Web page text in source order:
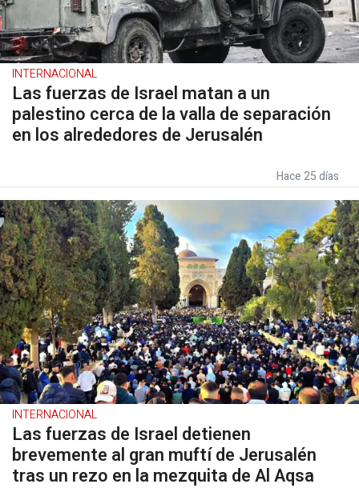
INTERNACIONAL
Las fuerzas de Israel matan a un
palestino cerca de la valla de separación
en los alrededores de Jerusalén
Hace 25 días
INTERNACIONAL
Las fuerzas de Israel detienen
brevemente al gran muftí de Jerusalén
tras un rezo en la mezquita de Al Aqsa